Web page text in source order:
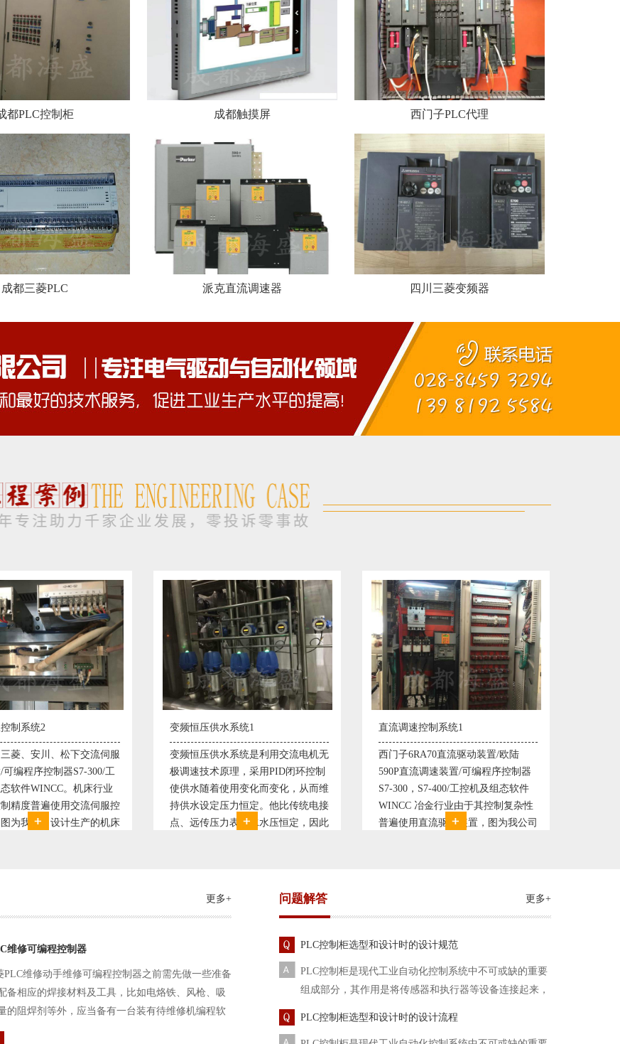
都PLC控制柜 成都触摸屏 西门子PLC代理
成都三菱PLC 派克直流调速器 四川三菱变频器
压供水系统1
压供水系统是利用交流电机无
技术原理，采用PID闭环控制
随着使用变化而变化，从而维
设定压力恒定。他比传统电接
传压力表供水水压恒定，因此
直流调速控制系统1
西门子6RA70直流驱动装置/欧陆
590P直流调速装置/可编程序控制器
S7-300，S7-400/工控机及组态软件
WINCC 冶金行业由于其控制复杂性
普遍使用直流驱动装置，图为我公司
塑料机械控制系统1
典型的塑料生产线电控系统配置：
丹佛斯变频器VLT5000， RKC温控
仪表， 西门子可编程序控制器S7-
200， 工控组态软件WINCC或
Protool或组态王。 使用在生产塑料
更多+
维修可编程控制器
PLC维修动手维修可编程控制器之前需先做一些准备
备相应的焊接材料及工具，比如电烙铁、风枪、吸
的阻焊剂等外，应当备有一台装有待维修机编程软
信电缆。这一是由于待修机常常是从工作系统中拆
问题解答 更多+
PLC控制柜选型和设计时的设计规范
PLC控制柜是现代工业自动化控制系统中不可或缺的重要
组成部分，其作用是将传感器和执行器等设备连接起来，
PLC控制柜选型和设计时的设计流程